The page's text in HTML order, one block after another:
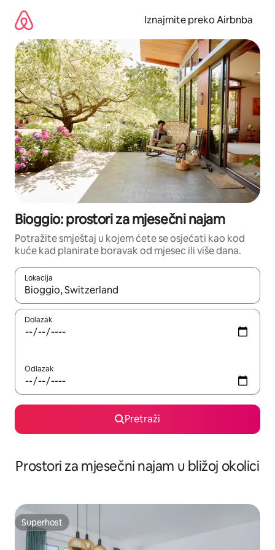
sadržaj
Iznajmite preko Airbnba
Bioggio: prostori za mjesečni najam
Potražite smještaj u kojem ćete se osjećati kao kod
kuće kad planirate boravak od mjesec ili više dana.
Lokacija
Kada budu dostupni rezultati, moći ćete ih pregledati
Dolazak
Odlazak
Pretraži
Prostori za mjesečni najam u bližoj okolici
Superhost
Superhost